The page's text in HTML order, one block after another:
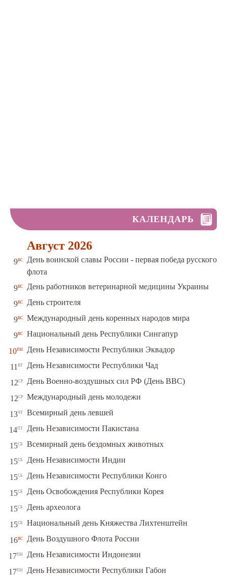
КАЛЕНДАРЬ
Август 2026
9вс
День воинской славы России - первая победа русского
флота
9вс День работников ветеринарной медицины Украины
9вс День строителя
9вс Международный день коренных народов мира
9вс Национальный день Республики Сингапур
10пн День Независимости Республики Эквадор
11 вт День Независимости Республики Чад
12ср День Военно-воздушных сил РФ (День ВВС)
12ср Международный день молодежи
13чт Всемирный день левшей
14пт День Независимости Пакистана
15сб Всемирный день бездомных животных
15сб День Независимости Индии
15сб День Независимости Республики Конго
15сб День Освобождения Республики Корея
15сб День археолога
15сб Национальный день Княжества Лихтенштейн
16вс День Воздушного Флота России
17пн День Независимости Индонезии
17пн День Независимости Республики Габон